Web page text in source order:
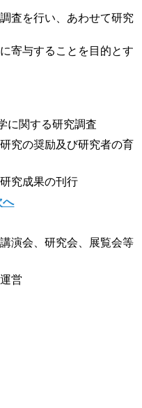
行い、あわせて研究
することを目的とす
に関する研究調査
奨励及び研究者の育
成果の刊行
へ
、研究会、展覧会等
営